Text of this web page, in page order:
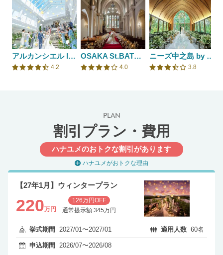
アルカンシエル luxe mariage 大阪
口コミ評価
4.2
OSAKA St.BATH CHURCH（大阪セントバース教会）
口コミ評価
4.0
ニーズ中之島 by T&G WEDDING(旧 アーセンティア迎賓館 大阪)
口コミ評価
3.8
PLAN
割引プラン・費用
ハナユメのおトクな割引があります
ハナユメがおトクな理由
【27年1月】ウィンタープラン
220万円
126万円OFF
通常提示額:345万円
挙式期間 2027/01〜2027/01 適用人数 60名
申込期間 2026/07〜2026/08